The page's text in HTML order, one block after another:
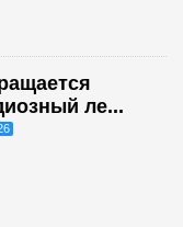
ле...